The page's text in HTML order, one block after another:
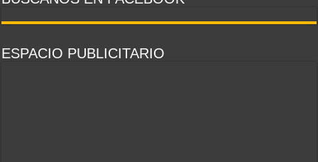
ESPACIO PUBLICITARIO